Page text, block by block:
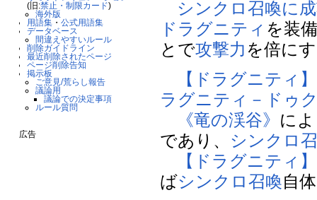
(旧:禁止・制限カード)
海外版
用語集 ・公式用語集
データベース
間違えやすいルール
削除ガイドライン
最近削除されたページ
ページ削除告知
掲示板
ご意見/荒らし報告
議論用
議論での決定事項
ルール質問
広告
シンクロ召喚に
ドラグニティ を装
とで攻撃力を倍に
【ドラグニティ】
ラグニティ－ドゥ
《竜の渓谷》 に
であり、 シンクロ
【ドラグニティ】
ばシンクロ召喚自